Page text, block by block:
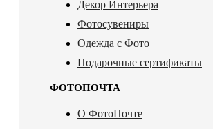
Декор Интерьера
Фотосувениры
Одежда с Фото
Подарочные сертификаты
ФОТОПОЧТА
О ФотоПочте